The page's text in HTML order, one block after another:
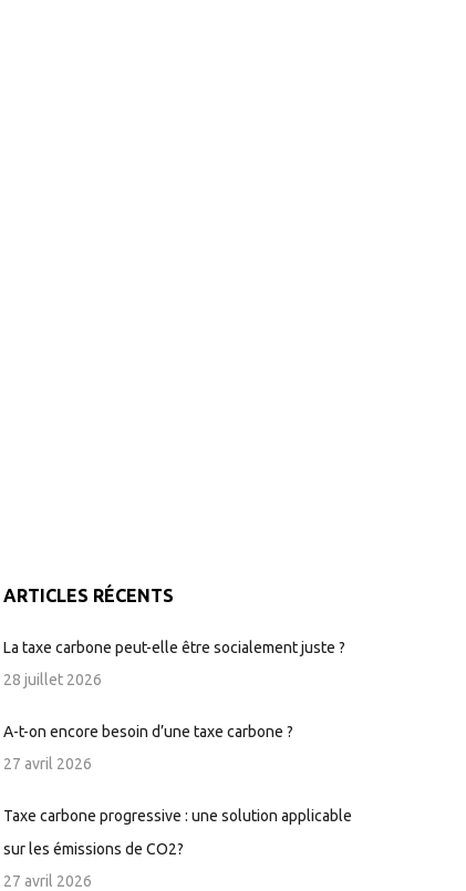
ARTICLES RÉCENTS
La taxe carbone peut-elle être socialement juste ?
28 juillet 2026
A-t-on encore besoin d’une taxe carbone ?
27 avril 2026
Taxe carbone progressive : une solution applicable
sur les émissions de CO2?
27 avril 2026